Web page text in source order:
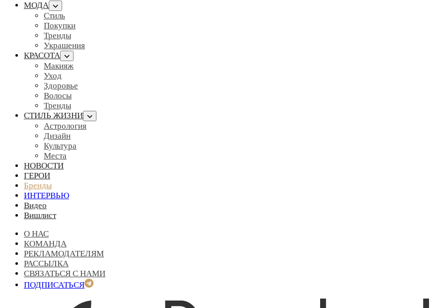
МОДА
Стиль
Покупки
Тренды
Украшения
КРАСОТА
Макияж
Уход
Здоровье
Волосы
Тренды
СТИЛЬ ЖИЗНИ
Астрология
Дизайн
Культура
Места
НОВОСТИ
ГЕРОИ
Бренды
ИНТЕРВЬЮ
Видео
Вишлист
О НАС
КОМАНДА
РЕКЛАМОДАТЕЛЯМ
РАССЫЛКА
СВЯЗАТЬСЯ С НАМИ
ПОДПИСАТЬСЯ